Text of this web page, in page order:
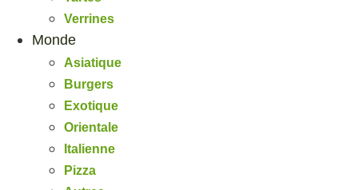
Verrines
Monde
Asiatique
Burgers
Exotique
Orientale
Italienne
Pizza